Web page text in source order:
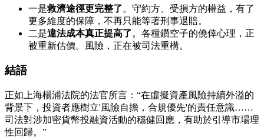
一是救濟途徑更完整了。守約方、受損方的權益，有了
更多維度的保障，不再只能等著刑事退賠。
二是違法成本真正提高了。各種鑽空子的僥倖心理，正
被重新估價。風險，正在被司法重構。
結語
正如上海楊浦法院的法官所言：“在虛擬資產風險持續外溢的
背景下，投資者應樹立'風險自擔，合規優先'的責任意識……
司法對涉加密貨幣投融資活動的穩健回應，有助於引導市場理
性回歸。”